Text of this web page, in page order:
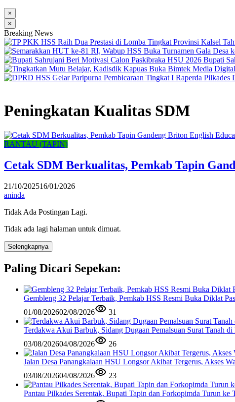
×
×
Breaking News
Bupati
Peningkatan Kualitas SDM
RANTAU (TAPIN)
Cetak SDM Berkualitas, Pemkab Tapin
21/10/202516/01/2026
aninda
Tidak Ada Postingan Lagi.
Tidak ada lagi halaman untuk dimuat.
Selengkapnya
Paling Dicari Sepekan:
Gembleng 32 Pelajar Terbaik, Pemkab HSS Resmi Buka Diklat
01/08/202602/08/2026 31
Terdakwa Akui Barbuk, Sidang Dugaan Pemalsuan Surat Tanah
03/08/202604/08/2026 26
Jalan Desa Panangkalaan HSU Longsor Akibat Tergerus, Akses
03/08/202604/08/2026 23
Pantau Pilkades Serentak, Bupati Tapin dan Forkopimda Turun ke